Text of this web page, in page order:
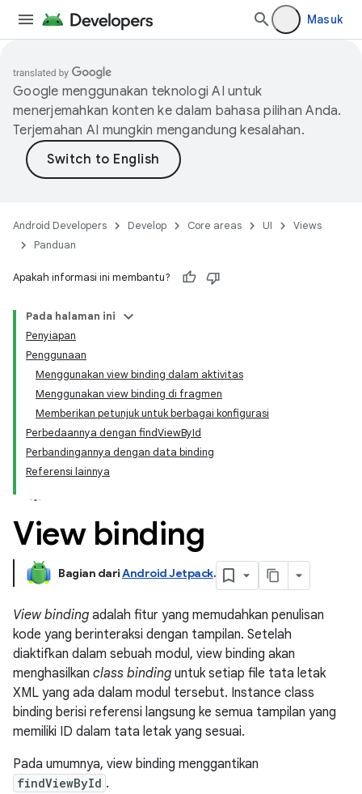
Masuk
Google menggunakan teknologi AI untuk
menerjemahkan konten ke dalam bahasa pilihan Anda.
Terjemahan AI mungkin mengandung kesalahan.
Android Developers Develop Core areas UI
Views
Panduan
Apakah informasi ini membantu?
Pada halaman ini
Penyiapan
Penggunaan
Menggunakan view binding dalam aktivitas
Menggunakan view binding di fragmen
Memberikan petunjuk untuk berbagai konfigurasi
Perbedaannya dengan findViewById
Perbandingannya dengan data binding
Referensi lainnya
View binding
Bagian dariAndroid Jetpack.
View binding adalah fitur yang memudahkan penulisan
kode yang berinteraksi dengan tampilan. Setelah
diaktifkan dalam sebuah modul, view binding akan
menghasilkan class binding untuk setiap file tata letak
XML yang ada dalam modul tersebut. Instance class
binding berisi referensi langsung ke semua tampilan yang
memiliki ID dalam tata letak yang sesuai.
Pada umumnya, view binding menggantikan
findViewById .